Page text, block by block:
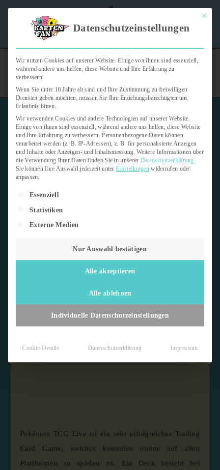
"Kartenfan – Der Podcast" | Das Hobby auf die Ohren |
14. Mai 2024 5 min read
Pokémon TCG Live | Anfänger-
Guide 2024
Letzte Aktualisierung:15. August 2025
Pokémon TCG Live ist ein sehr erfolgreiches Trading
Card Game, welches kostenlos online auf allen
Plattformen zu spielen ist. Ein Deck besteht bei
Mit
Datenschutzeinstellungen
Wir nutzen Cookies auf unserer Website. Einige von ihnen sind essenziell,
während andere uns helfen, diese Website und Ihre Erfahrung zu
verbessern.
Wenn Sie unter 16 Jahre alt sind und Ihre Zustimmung zu freiwilligen
Diensten geben möchten, müssen Sie Ihre Erziehungsberechtigten um
Erlaubnis bitten.
Wir verwenden Cookies und andere Technologien auf unserer Website.
Einige von ihnen sind essenziell, während andere uns helfen, diese Website
und Ihre Erfahrung zu verbessern. Personenbezogene Daten können
verarbeitet werden (z. B. IP-Adressen), z. B. für personalisierte Anzeigen
und Inhalte oder Anzeigen- und Inhaltsmessung. Weitere Informationen über
die Verwendung Ihrer Daten finden Sie in unserer Datenschutzerklärung.
Sie können Ihre Auswahl jederzeit unterEinstellungenwiderrufen oder
anpassen.
Es folgt eine Liste der Service-Gruppen, für die eine Einwilligung
Essenziell
Statistiken
Externe Medien
Nur Auswahl bestätigen
Alle akzeptieren
Alle ablehnen
Individuelle Datenschutzeinstellungen
Cookie-Details Datenschutzerklärung Impressum